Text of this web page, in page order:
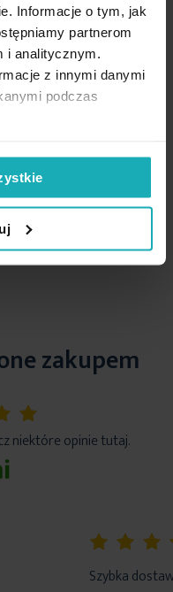
Informacje o tym, jak
partnerom
i analitycznym.
z innymi danymi
podczas
zakupem
5%
niektóre opinie tutaj.
Szybka